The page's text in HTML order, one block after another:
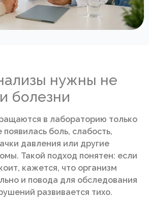
нужны не
болезни
в лабораторию только
боль, слабость,
давления или другие
Такой подход понятен: если
кажется, что организм
и повода для обследования
развивается тихо.